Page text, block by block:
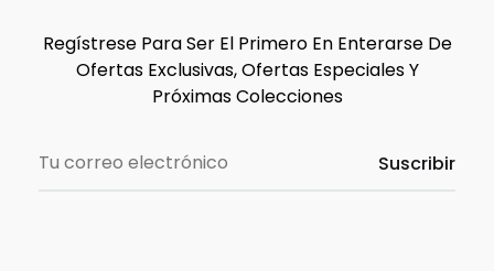
Regístrese Para Ser El Primero En Enterarse De
Ofertas Exclusivas, Ofertas Especiales Y
Próximas Colecciones